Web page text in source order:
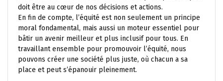
doit être au cœur de nos décisions et actions.
En fin de compte, l’équité est non seulement un principe
moral fondamental, mais aussi un moteur essentiel pour
bâtir un avenir meilleur et plus inclusif pour tous. En
travaillant ensemble pour promouvoir l’équité, nous
pouvons créer une société plus juste, où chacun a sa
place et peut s’épanouir pleinement.